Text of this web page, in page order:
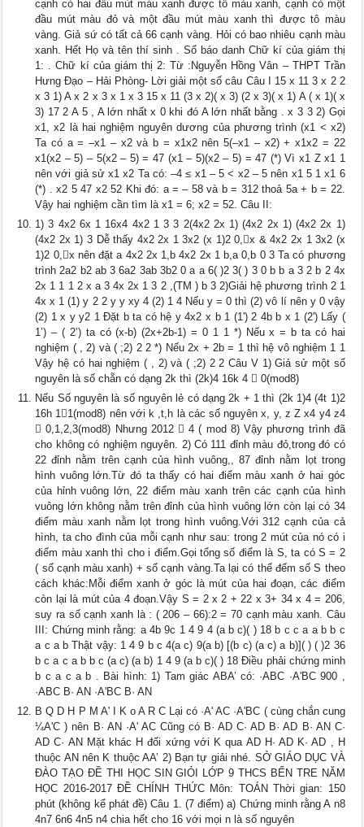
cạnh có hai đầu mút màu xanh được tô màu xanh, cạnh có một
đầu mút màu đỏ và một đầu mút màu xanh thì được tô màu
vàng. Giả sứ có tất cả 66 cạnh vàng. Hỏi có bao nhiêu cạnh màu
xanh. Hết Họ và tên thí sinh . Số báo danh Chữ kí của giám thị
1: . Chữ kí của giám thị 2: Từ :Nguyễn Hồng Vân – THPT Trần
Hưng Đạo – Hải Phòng- Lời giải một số câu Câu I 15 x 11 3 x 2 2
x 3 1) A x 2 x 3 x 1 x 3 15 x 11 (3 x 2)( x 3) (2 x 3)( x 1) A ( x 1)( x
3) 17 2 A 5 , A lớn nhất x 0 khi đó A lớn nhất bằng . x 3 3 2) Gọi
x1, x2 là hai nghiệm nguyên dương của phương trình (x1 < x2)
Ta có a = –x1 – x2 và b = x1x2 nên 5(–x1 – x2) + x1x2 = 22
x1(x2 – 5) – 5(x2 – 5) = 47 (x1 – 5)(x2 – 5) = 47 (*) Vì x1 Z x1 1
nên với giả sử x1 x2 Ta có: –4 ≤ x1 – 5 < x2 – 5 nên x1 5 1 x1 6
(*) . x2 5 47 x2 52 Khi đó: a = – 58 và b = 312 thoả 5a + b = 22.
Vậy hai nghiệm cần tìm là x1 = 6; x2 = 52. Câu II:
1) 3 4x2 6x 1 16x4 4x2 1 3 3 2(4x2 2x 1) (4x2 2x 1) (4x2 2x 1)
(4x2 2x 1) 3 Dễ thấy 4x2 2x 1 3x2 (x 1)2 0,x & 4x2 2x 1 3x2 (x
1)2 0,x nên đặt a 4x2 2x 1,b 4x2 2x 1 b,a 0,b 0 3 Ta có phương
trình 2a2 b2 ab 3 6a2 3ab 3b2 0 a a 6( )2 3( ) 3 0 b b a 3 2 b 2 4x
2x 1 1 1 2 x a 3 4x 2x 1 3 2 ,(TM ) b 3 2)Giải hệ phương trình 2 1
4x x 1 (1) y 2 2 y y xy 4 (2) 1 4 Nếu y = 0 thì (2) vô lí nên y 0 vậy
(2) 1 x y y2 1 Đặt b ta có hệ y 4x2 x b 1 (1') 2 4b b x 1 (2') Lấy (
1’) – ( 2’) ta có (x-b) (2x+2b-1) = 0 1 1 *) Nếu x = b ta có hai
nghiệm ( , 2) và ( ;2) 2 2 *) Nếu 2x + 2b = 1 thì hệ vô nghiệm 1 1
Vậy hệ có hai nghiệm ( , 2) và ( ;2) 2 2 Câu V 1) Giả sử một số
nguyên là số chẵn có dạng 2k thì (2k)4 16k 4  0(mod8)
Nếu Số nguyên là số nguyên lẻ có dạng 2k + 1 thì (2k 1)4 (4t 1)2
16h 11(mod8) nên với k ,t,h là các số nguyên x, y, z Z x4 y4 z4
 0,1,2,3(mod8) Nhưng 2012  4 ( mod 8) Vậy phương trình đã
cho không có nghiệm nguyên. 2) Có 111 đỉnh màu đỏ,trong đó có
22 đỉnh nằm trên cạnh của hình vuông,, 87 đỉnh nằm lọt trong
hình vuông lớn.Từ đó ta thấy có hai điểm màu xanh ở hai góc
của hỉnh vuông lớn, 22 điểm màu xanh trên các cạnh của hình
vuông lớn không nằm trên đỉnh của hình vuông lớn còn lại có 34
điểm màu xanh nằm lọt trong hình vuông.Với 312 cạnh của cả
hình, ta cho đình của mỗi cạnh như sau: trong 2 mút của nó có i
điểm màu xanh thì cho i điểm.Gọi tổng số điểm là S, ta có S = 2
( số cạnh màu xanh) + số cạnh vàng.Ta lại có thể đếm số S theo
cách khác:Mỗi điểm xanh ở góc là mút của hai đoạn, các điểm
còn lại là mút của 4 đoạn.Vậy S = 2 x 2 + 22 x 3+ 34 x 4 = 206,
suy ra số cạnh xanh là : ( 206 – 66):2 = 70 cạnh màu xanh. Câu
III: Chứng minh rằng: a 4b 9c 1 4 9 4 (a b c)( ) 18 b c c a a b b c
a c a b Thật vậy: 1 4 9 b c 4(a c) 9(a b) [(b c) (a c) a b)]( ) ( )2 36
b c a c a b b c (a c) (a b) 1 4 9 (a b c)( ) 18 Điều phải chứng minh
b c a c a b . Bài hình: 1) Tam giác ABA’ có: ·ABC ·A'BC 900 ,
·ABC B· AN ·A'BC B· AN
B Q D H P M A' I K o A R C Lại có ·A' AC ·A'BC ( cùng chắn cung
¼A'C ) nên B· AN ·A' AC Cũng có B· AD C· AD B· AD B· AN C·
AD C· AN Mặt khác H đối xứng với K qua AD H· AD K· AD , H
thuộc AN nên K thuộc AA’ 2) Bạn tự giải nhé. SỞ GIÁO DỤC VÀ
ĐÀO TẠO ĐỀ THI HỌC SIN GIỎI LỚP 9 THCS BẾN TRE NĂM
HỌC 2016-2017 ĐỀ CHÍNH THỨC Môn: TOÁN Thời gian: 150
phút (không kể phát đề) Câu 1. (7 điểm) a) Chứng minh rằng A n8
4n7 6n6 4n5 n4 chia hết cho 16 với mọi n là số nguyên